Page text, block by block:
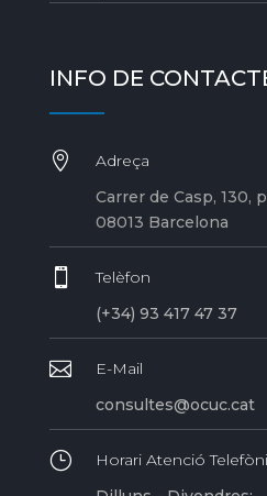
INFO DE

Adreça
Carrer de Casp, 130,
08013 Barcelona

Telèfon
(+34) 93 417 47 37

E-Mail
consultes@ocuc.cat
}
Horari Atenció